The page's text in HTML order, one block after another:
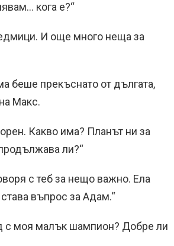
кога е?“
И още много неща за
беше прекъснато от дългата,
Макс.
Какво има? Планът ни за
ли?“
с теб за нещо важно. Ела
въпрос за Адам.“
с моя малък шампион? Добре ли